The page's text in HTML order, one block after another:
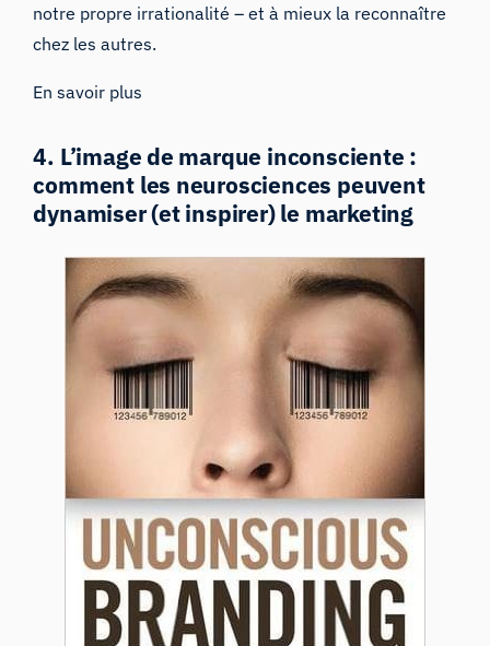
notre propre irrationalité – et à mieux la reconnaître
chez les autres.
En savoir plus
4. L’image de marque inconsciente :
comment les neurosciences peuvent
dynamiser (et inspirer) le marketing